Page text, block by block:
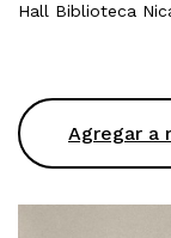
Hall Biblioteca
Agregar a